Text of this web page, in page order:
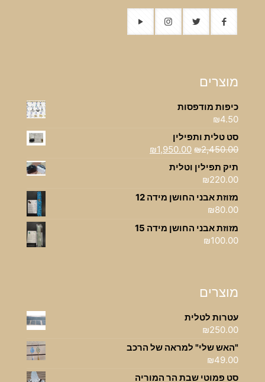
מוצרים
כיפות מודפסות
₪4.50
סט טלית ותפילין
₪2,450.00
המחיר
המקורי
היה:
₪1,950.00
תיק תפילין וטלית
₪220.00
מזוזת אבני החושן מידה 12
₪80.00
מזוזת אבני החושן מידה 15
₪100.00
מוצרים
עטרות לטלית
₪250.00
"האש שלי" למראה של הרכב
₪49.00
סט פמוטי שבת הר המוריה